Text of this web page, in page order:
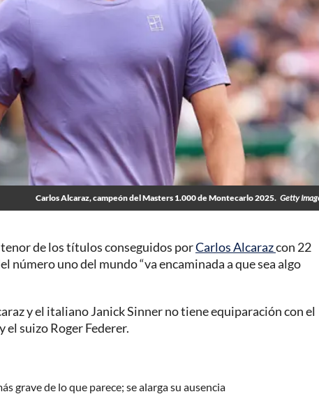
Carlos Alcaraz, campeón del Masters 1.000 de Montecarlo 2025. Getty
de los títulos conseguidos porCarlos Alcarazcon 22
número uno del mundo “va encaminada a que sea algo
y el italiano Janick Sinner no tiene equiparación con el
suizo Roger Federer.
grave de lo que parece; se alarga su ausencia